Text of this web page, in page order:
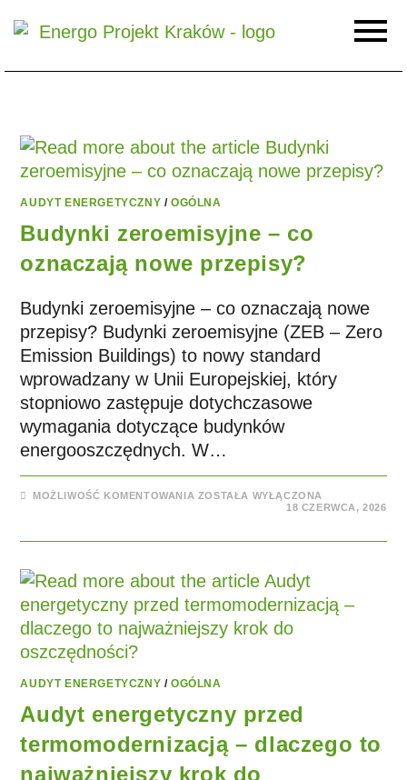
AUDYT ENERGETYCZNY /OGÓLNA
Budynki zeroemisyjne – co
oznaczają nowe przepisy?
Budynki zeroemisyjne – co oznaczają nowe
przepisy? Budynki zeroemisyjne (ZEB – Zero
Emission Buildings) to nowy standard
wprowadzany w Unii Europejskiej, który
stopniowo zastępuje dotychczasowe
wymagania dotyczące budynków
energooszczędnych. W…
MOŻLIWOŚĆ KOMENTOWANIA ZOSTAŁA WYŁĄCZONA
18 CZERWCA, 2026
AUDYT ENERGETYCZNY /OGÓLNA
Audyt energetyczny przed
termomodernizacją – dlaczego to
najważniejszy krok do